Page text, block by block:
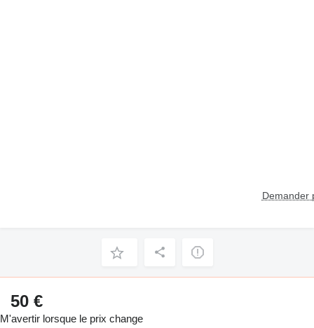
Demander
50 €
M'avertir lorsque le prix change